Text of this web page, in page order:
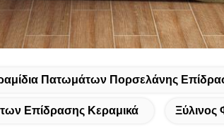
Πατωμάτων Πορσελάνης
Επίδρασης Κεραμικά Ξύλινος